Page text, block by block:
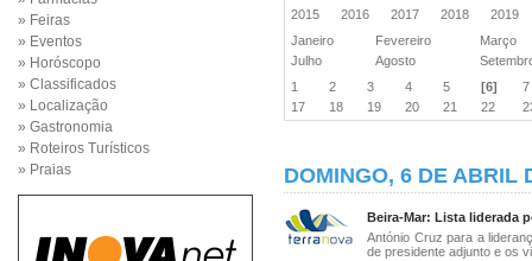
» Feiras
» Eventos
» Horóscopo
» Classificados
» Localização
» Gastronomia
» Roteiros Turísticos
» Praias
2015
2016 2017 2018
2019
Janeiro
Fevereiro
Março
Julho
Agosto
1
2 3 4 5 [6]
17
18 19 20 21 22
DOMINGO, 6 DE ABRIL
Beira-Mar: Lista liderada
António Cruz para a
de presidente adjunto e os